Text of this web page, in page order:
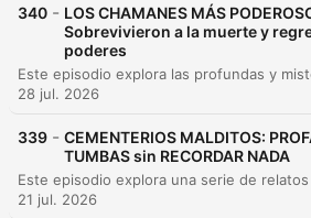
340 - LOS CHAMANES MÁS
Sobrevivieron a la muerte y
poderes
28 jul. 2026
339 - CEMENTERIOS MALDITOS:
TUMBAS sin RECORDAR NADA
21 jul. 2026